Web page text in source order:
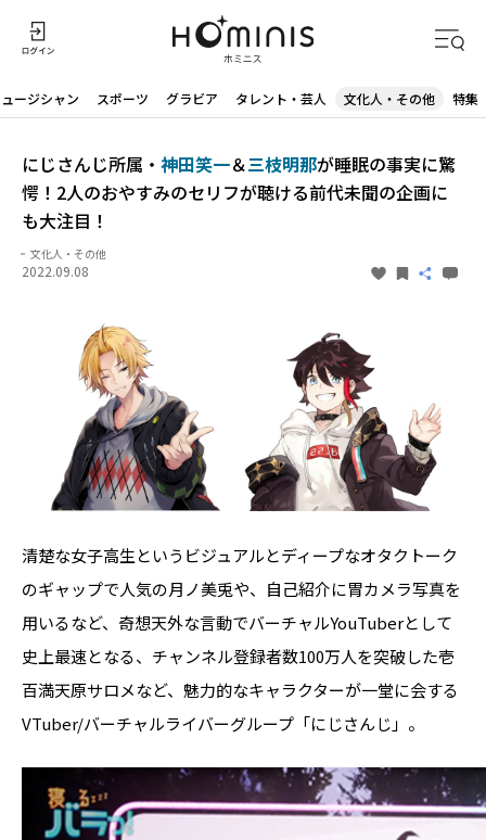
ージシャン スポーツ グラビア タレント・芸人 文化人・その他 特集
にじさんじ所属・ 神田笑一＆三枝明那が睡眠の事実に驚
愕！2人のおやすみのセリフが聴ける前代未聞の企画に
も大注目！
文化人・その他
2022.09.08
清楚な女子高生というビジュアルとディープなオタクトーク
のギャップで人気の月ノ美兎や、自己紹介に胃カメラ写真を
用いるなど、奇想天外な言動でバーチャルYouTuberとして
史上最速となる、チャンネル登録者数100万人を突破した壱
百満天原サロメなど、魅力的なキャラクターが一堂に会する
VTuber/バーチャルライバーグループ「にじさんじ」。